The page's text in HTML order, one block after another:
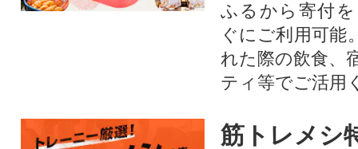
ふるから寄付
ぐにご利用可能
れた際の飲食、
ティ等でご活用
筋トレメシ